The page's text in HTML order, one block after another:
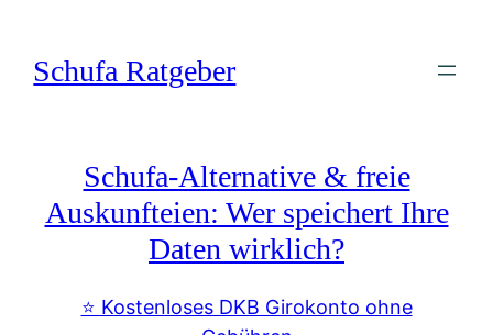
springen
Schufa Ratgeber
Schufa-Alternative & freie
Auskunfteien: Wer speichert Ihre
Daten wirklich?
⭐️ Kostenloses DKB Girokonto ohne